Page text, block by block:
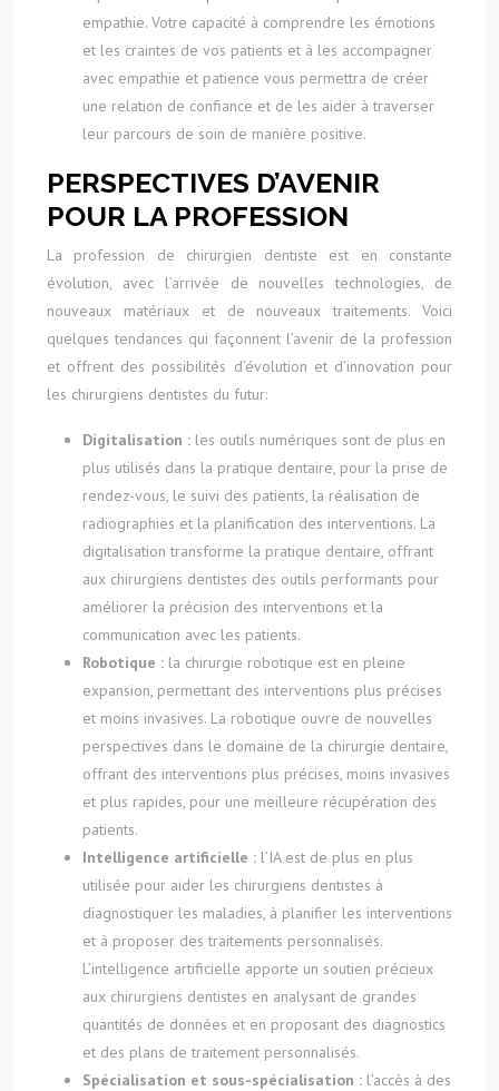
empathie. Votre capacité à comprendre les émotions
et les craintes de vos patients et à les accompagner
avec empathie et patience vous permettra de créer
une relation de confiance et de les aider à traverser
leur parcours de soin de manière positive.
PERSPECTIVES D’AVENIR
POUR LA PROFESSION
La profession de chirurgien dentiste est en constante
évolution, avec l’arrivée de nouvelles technologies, de
nouveaux matériaux et de nouveaux traitements. Voici
quelques tendances qui façonnent l’avenir de la profession
et offrent des possibilités d’évolution et d’innovation pour
les chirurgiens dentistes du futur:
Digitalisation : les outils numériques sont de plus en
plus utilisés dans la pratique dentaire, pour la prise de
rendez-vous, le suivi des patients, la réalisation de
radiographies et la planification des interventions. La
digitalisation transforme la pratique dentaire, offrant
aux chirurgiens dentistes des outils performants pour
améliorer la précision des interventions et la
communication avec les patients.
Robotique : la chirurgie robotique est en pleine
expansion, permettant des interventions plus précises
et moins invasives. La robotique ouvre de nouvelles
perspectives dans le domaine de la chirurgie dentaire,
offrant des interventions plus précises, moins invasives
et plus rapides, pour une meilleure récupération des
patients.
Intelligence artificielle : l’IA est de plus en plus
utilisée pour aider les chirurgiens dentistes à
diagnostiquer les maladies, à planifier les interventions
et à proposer des traitements personnalisés.
L’intelligence artificielle apporte un soutien précieux
aux chirurgiens dentistes en analysant de grandes
quantités de données et en proposant des diagnostics
et des plans de traitement personnalisés.
Spécialisation et sous-spécialisation : l’accès à des